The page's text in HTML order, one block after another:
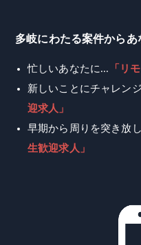
多岐にわたる案件から
忙しいあなたに... 「リ
新しいことにチャレン
迎求人」
早期から周りを突き放
生歓迎求人」